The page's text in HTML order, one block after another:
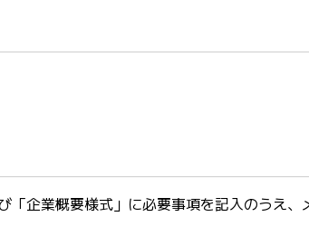
「企業概要様式」に必要事項を記入のうえ